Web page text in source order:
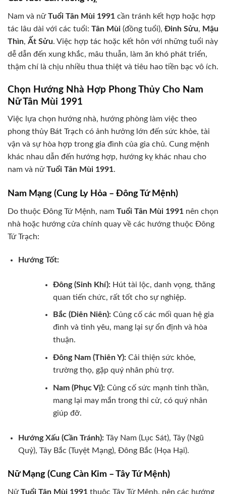
Nam và nữTuổi Tân Mùi 1991 cần tránh kết hợp hoặc hợp
tác lâu dài với các tuổi: Tân Mùi (đồng tuổi), Đinh Sửu, Mậu
Thìn, Ất Sửu. Việc hợp tác hoặc kết hôn với những tuổi này
dễ dẫn đến xung khắc, mâu thuẫn, làm ăn khó phát triển,
thậm chí là chịu nhiều thua thiệt và tiêu hao tiền bạc vô ích.
Chọn Hướng Nhà Hợp Phong Thủy Cho Nam
Nữ Tân Mùi 1991
Việc lựa chọn hướng nhà, hướng phòng làm việc theo
phong thủy Bát Trạch có ảnh hưởng lớn đến sức khỏe, tài
vận và sự hòa hợp trong gia đình của gia chủ. Cung mệnh
khác nhau dẫn đến hướng hợp, hướng kỵ khác nhau cho
nam và nữTuổi Tân Mùi 1991.
Nam Mạng (Cung Ly Hỏa – Đông Tứ Mệnh)
Do thuộc Đông Tứ Mệnh, nam Tuổi Tân Mùi 1991 nên chọn
nhà hoặc hướng cửa chính quay về các hướng thuộc Đông
Tứ Trạch:
Hướng Tốt:
Đông (Sinh Khí):Hút tài lộc, danh vọng, thăng
quan tiến chức, rất tốt cho sự nghiệp.
Bắc (Diên Niên):Củng cố các mối quan hệ gia
đình và tình yêu, mang lại sự ổn định và hòa
thuận.
Đông Nam (Thiên Y):Cải thiện sức khỏe,
trường thọ, gặp quý nhân phù trợ.
Nam (Phục Vị):Củng cố sức mạnh tinh thần,
mang lại may mắn trong thi cử, có quý nhân
giúp đỡ.
Hướng Xấu (Cần Tránh):Tây Nam (Lục Sát), Tây (Ngũ
Quỷ), Tây Bắc (Tuyệt Mạng), Đông Bắc (Họa Hại).
Nữ Mạng (Cung Càn Kim – Tây Tứ Mệnh)
NữTuổi Tân Mùi 1991 thuộc Tây Tứ Mệnh, nên các hướng